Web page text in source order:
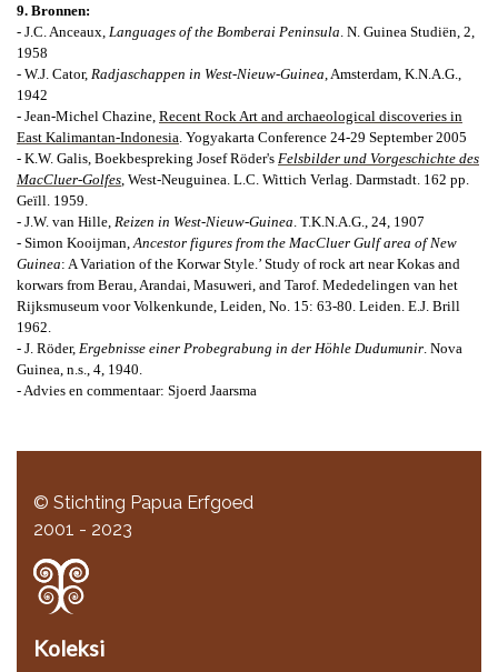
9. Bronnen:
- J.C. Anceaux, Languages of the Bomberai Peninsula. N. Guinea Studiën, 2,
1958
- W.J. Cator, Radjaschappen in West-Nieuw-Guinea,Amsterdam, K.N.A.G.,
1942
- Jean-Michel Chazine, Recent Rock Art and archaeological discoveries in
East Kalimantan-Indonesia. Yogyakarta Conference 24-29 September 2005
- K.W. Galis, Boekbespreking Josef Röder's Felsbilder und Vorgeschichte des
MacCluer-Golfes, West-Neuguinea. L.C. Wittich Verlag. Darmstadt. 162 pp.
Geïll. 1959.
- J.W. van Hille, Reizen in West-Nieuw-Guinea. T.K.N.A.G., 24, 1907
- Simon Kooijman,Ancestor figures from the MacCluer Gulf area of New
Guinea: A Variation of the Korwar Style.’ Study of rock art near Kokas and
korwars from Berau, Arandai, Masuweri, and Tarof. Mededelingen van het
Rijksmuseum voorVolkenkunde, Leiden, No. 15: 63-80. Leiden. E.J. Brill
1962.
- J. Röder, Ergebnisse einer Probegrabung in der Höhle Dudumunir. Nova
Guinea, n.s., 4, 1940.
- Advies en commentaar: Sjoerd Jaarsma
© Stichting Papua Erfgoed
2001 - 2023
Koleksi